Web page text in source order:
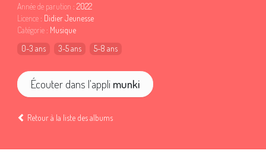
Année de parution : 2022
Licence : Didier Jeunesse
Catégorie : Musique
0-3 ans
3-5 ans 5-8 ans
Écouter dans l'appli munki
Retour à la liste des albums